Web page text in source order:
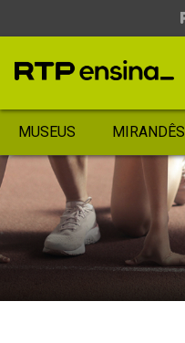
MUSEUS MIRANDÊS